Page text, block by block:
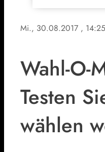
Mi., 30.08.2017 ,
Wahl-O-
Testen
wählen